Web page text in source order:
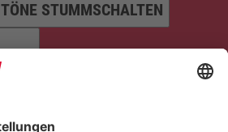
TÖNE STUMMSCHALTEN